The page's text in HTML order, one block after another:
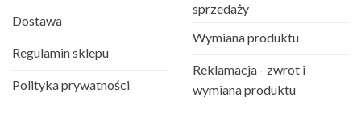
Dostawa
Regulamin sklepu
Polityka prywatności
sprzedaży
Wymiana produktu
Reklamacja - zwrot i
wymiana produktu